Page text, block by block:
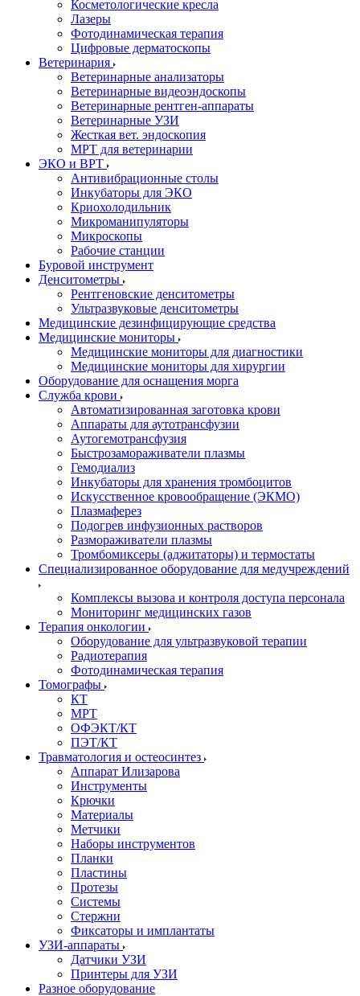
Косметологические кресла
Лазеры
Фотодинамическая терапия
Цифровые дерматоскопы
Ветеринария
Ветеринарные анализаторы
Ветеринарные видеоэндоскопы
Ветеринарные рентген-аппараты
Ветеринарные УЗИ
Жесткая вет. эндоскопия
МРТ для ветеринарии
ЭКО и ВРТ
Антивибрационные столы
Инкубаторы для ЭКО
Криохолодильник
Микроманипуляторы
Микроскопы
Рабочие станции
Буровой инструмент
Денситометры
Рентгеновские денситометры
Ультразвуковые денситометры
Медицинские дезинфицирующие средства
Медицинские мониторы
Медицинские мониторы для диагностики
Медицинские мониторы для хирургии
Оборудование для оснащения морга
Служба крови
Автоматизированная заготовка крови
Аппараты для аутотрансфузии
Аутогемотрансфузия
Быстрозамораживатели плазмы
Гемодиализ
Инкубаторы для хранения тромбоцитов
Искусственное кровообращение (ЭКМО)
Плазмаферез
Подогрев инфузионных растворов
Размораживатели плазмы
Тромбомиксеры (аджитаторы) и термостаты
Специализированное оборудование для медучреждений
Комплексы вызова и контроля доступа персонала
Мониторинг медицинских газов
Терапия онкологии
Оборудование для ультразвуковой терапии
Радиотерапия
Фотодинамическая терапия
Томографы
КТ
МРТ
ОФЭКТ/КТ
ПЭТ/КТ
Травматология и остеосинтез
Аппарат Илизарова
Инструменты
Крючки
Материалы
Метчики
Наборы инструментов
Планки
Пластины
Протезы
Системы
Стержни
Фиксаторы и имплантаты
УЗИ-аппараты
Датчики УЗИ
Принтеры для УЗИ
Разное оборудование